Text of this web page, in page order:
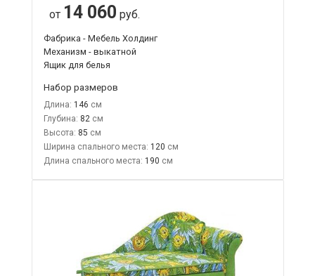
от 14 060 руб.
Фабрика - Мебель Холдинг
Механизм - выкатной
Ящик для белья
Набор размеров
Длина: 146
Глубина: 82
Высота: 85
Ширина спального места: 120
Длина спального места: 190